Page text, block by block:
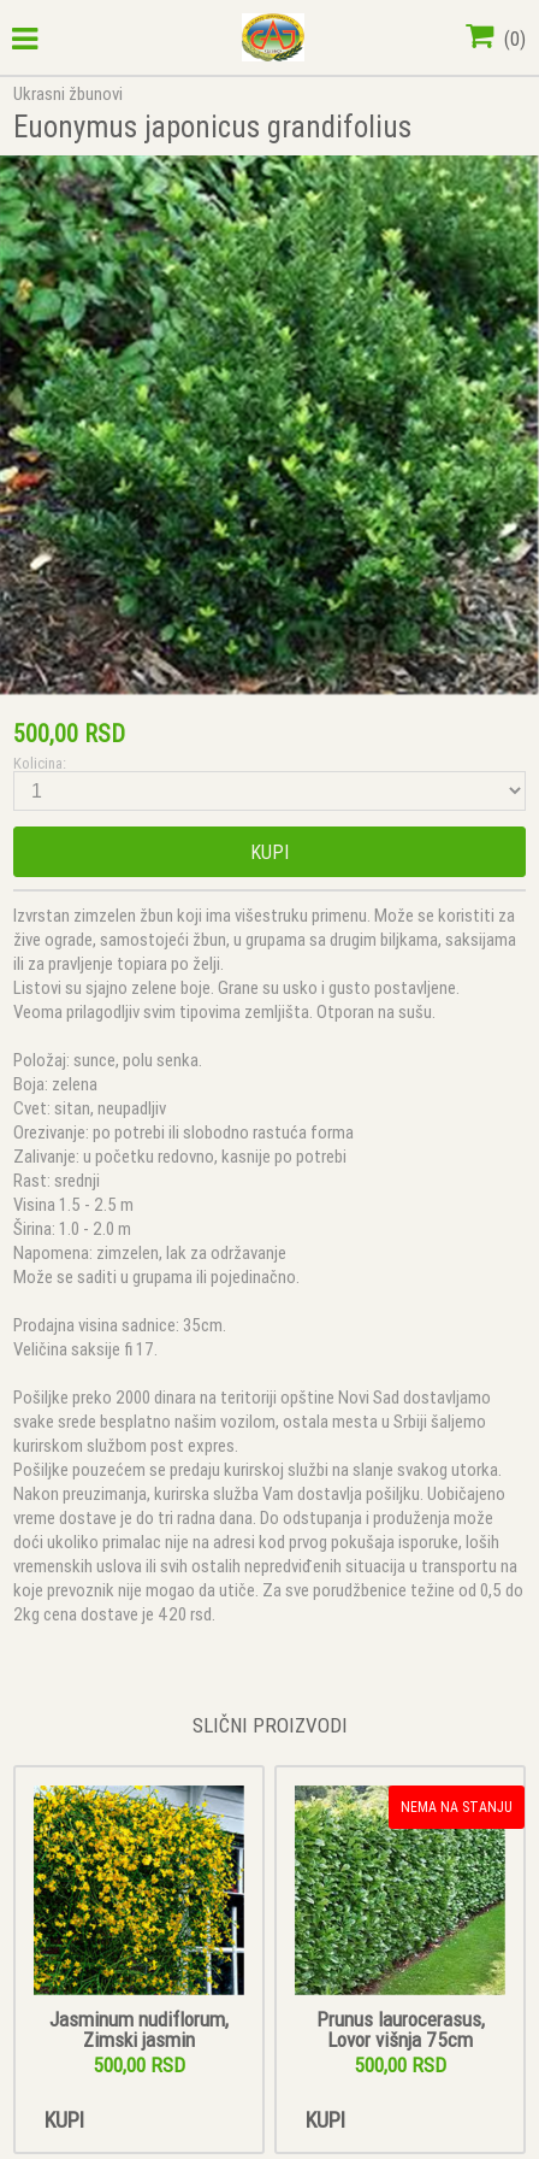
(0)
Ukrasni žbunovi
Euonymus japonicus grandifolius
500,00 RSD
Kolicina:
KUPI
Izvrstan zimzelen žbun koji ima višestruku primenu. Može se koristiti za
žive ograde, samostojeći žbun, u grupama sa drugim biljkama, saksijama
ili za pravljenje topiara po želji.
Listovi su sjajno zelene boje. Grane su usko i gusto postavljene.
Veoma prilagodljiv svim tipovima zemljišta. Otporan na sušu.
Položaj: sunce, polu senka.
Boja: zelena
Cvet: sitan, neupadljiv
Orezivanje: po potrebi ili slobodno rastuća forma
Zalivanje: u početku redovno, kasnije po potrebi
Rast: srednji
Visina 1.5 - 2.5 m
Širina: 1.0 - 2.0 m
Napomena: zimzelen, lak za održavanje
Može se saditi u grupama ili pojedinačno.
Prodajna visina sadnice: 35cm.
Veličina saksije fi 17.
Pošiljke preko 2000 dinara na teritoriji opštine Novi Sad dostavljamo
svake srede besplatno našim vozilom, ostala mesta u Srbiji šaljemo
kurirskom službom post expres.
Pošiljke pouzećem se predaju kurirskoj službi na slanje svakog utorka.
Nakon preuzimanja, kurirska služba Vam dostavlja pošiljku. Uobičajeno
vreme dostave je do tri radna dana. Do odstupanja i produženja može
doći ukoliko primalac nije na adresi kod prvog pokušaja isporuke, loših
vremenskih uslova ili svih ostalih nepredviđenih situacija u transportu na
koje prevoznik nije mogao da utiče. Za sve porudžbenice težine od 0,5 do
2kg cena dostave je 420 rsd.
SLIČNI PROIZVODI
Jasminum nudiflorum,
Zimski jasmin
500,00 RSD
KUPI
NEMA NA STANJU
Prunus laurocerasus,
Lovor višnja 75cm
500,00 RSD
KUPI